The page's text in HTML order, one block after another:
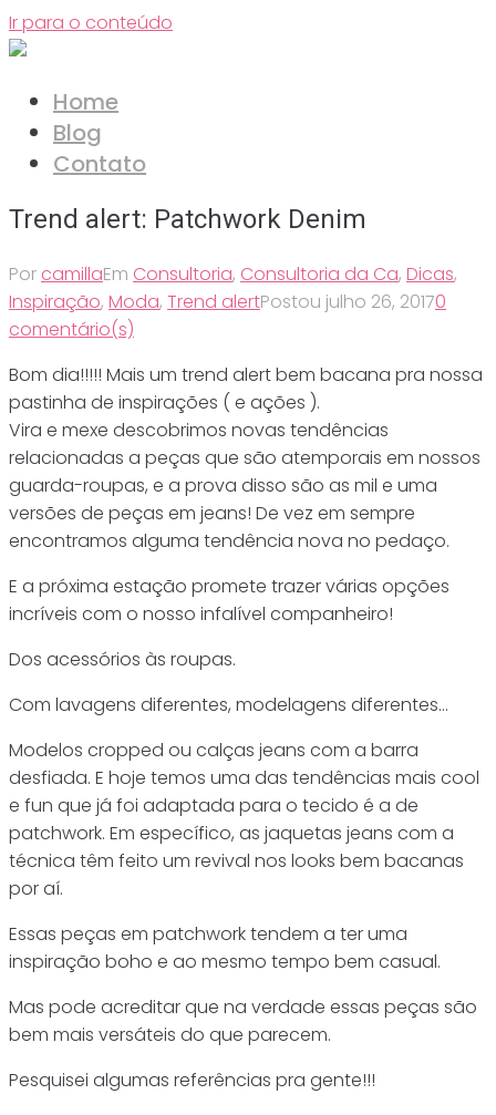
Ir para o conteúdo
Home
Blog
Contato
Trend alert: Patchwork Denim
Por camillaEm Consultoria, Consultoria da Ca, Dicas,
Inspiração, Moda, Trend alertPostou julho 26, 20170
comentário(s)
Bom dia!!!!! Mais um trend alert bem bacana pra nossa
pastinha de inspirações ( e ações ).
Vira e mexe descobrimos novas tendências
relacionadas a peças que são atemporais em nossos
guarda-roupas, e a prova disso são as mil e uma
versões de peças em jeans! De vez em sempre
encontramos alguma tendência nova no pedaço.
E a próxima estação promete trazer várias opções
incríveis com o nosso infalível companheiro!
Dos acessórios às roupas.
Com lavagens diferentes, modelagens diferentes…
Modelos cropped ou calças jeans com a barra
desfiada. E hoje temos uma das tendências mais cool
e fun que já foi adaptada para o tecido é a de
patchwork. Em específico, as jaquetas jeans com a
técnica têm feito um revival nos looks bem bacanas
por aí.
Essas peças em patchwork tendem a ter uma
inspiração boho e ao mesmo tempo bem casual.
Mas pode acreditar que na verdade essas peças são
bem mais versáteis do que parecem.
Pesquisei algumas referências pra gente!!!